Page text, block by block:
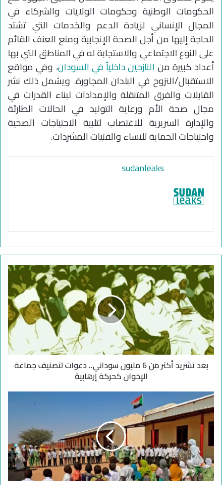
الحكومات الوطنية وحكومات الولايات والشركاء في
المجال الإنساني لزيادة الدعم والخدمات التي تشتد
الحاجة إليها من أجل الصحة الإنجابية ومنع العنف القائم
على النوع الاجتماعي والاستجابة له في المناطق التي بها
أعداد كبيرة من النازحين داخلياً في السودان، وفي مواقع
الاستقبال/النزوح في البلدان المجاورة. ويشمل ذلك نشر
القابلات والفرق المتنقلة والإمدادات لبناء القدرات في
مجال صحة الأم ورعاية التوليد في الحالات الطارئة
والإدارة السريرية للاغتصاب لتلبية الاحتياجات الصحية
واحتياجات الحماية للنساء والفتيات المشردات.
sudanleaks
ب
ع
د
ت
ش
ر
ي
د
أ
م
ن
6
م
ي
و
ن
س
بعد تشريد أكثر من 6 مليون سوداني.. دعوات لتصنيف جماعة
الإخوان كحركة إرهابية
أ
ز
م
ة
ل
س
و
د